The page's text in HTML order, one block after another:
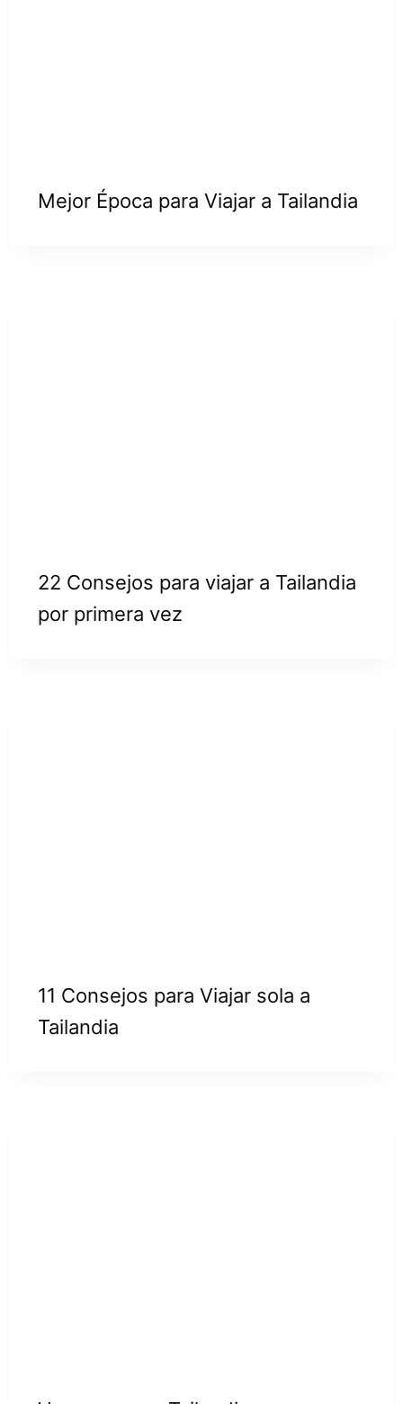
Mejor Época para Viajar a Tailandia
22 Consejos para viajar a Tailandia
por primera vez
11 Consejos para Viajar sola a
Tailandia